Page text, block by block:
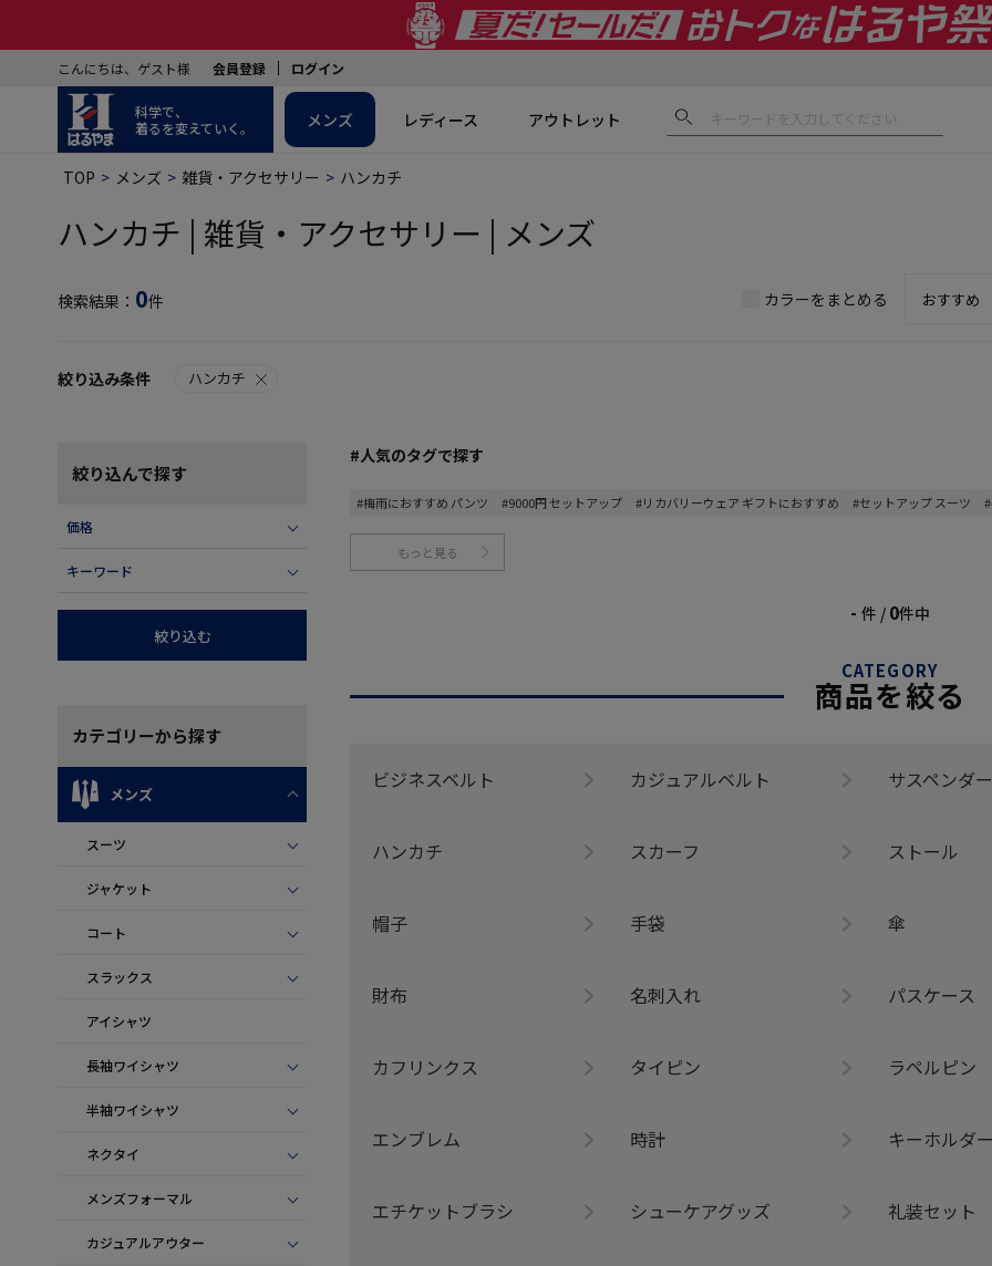
こんにちは、ゲスト様 会員登録 ログイン
科学で、
着るを変えていく。
メンズ レディース アウトレット
TOP メンズ 雑貨・アクセサリー ハンカチ
ハンカチ | 雑貨・アクセサリー | メンズ
検索結果： 0件 カラーをまとめる
絞り込み条件 ハンカチ
絞り込んで探す
価格
キーワード
絞り込む
カテゴリーから探す
メンズ
スーツ
ジャケット
コート
スラックス
アイシャツ
長袖ワイシャツ
半袖ワイシャツ
ネクタイ
メンズフォーマル
カジュアルアウター
#人気のタグで探す
#梅雨におすすめ パンツ #9000円 セットアップ #リカバリーウェア ギフトにおすすめ #セットアップ スーツ
もっと見る
- 件 / 0件中
CATEGORY
商品を絞る
ビジネスベルト カジュアルベルト サスペンダー
ハンカチ スカーフ ストール
帽子 手袋 傘
財布 名刺入れ パスケース
カフリンクス タイピン ラペルピン
エンブレム 時計 キーホルダ
エチケットブラシ シューケアグッズ 礼装セット